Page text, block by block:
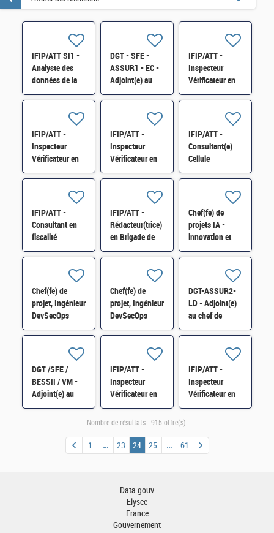
IFIP/ATT SI1 -
Analyste des
données de la
dette technique
DGT - SFE -
ASSUR1 - EC -
Adjoint(e) au
chef bureau H/F
IFIP/ATT -
Inspecteur
Vérificateur en
Brigade
Angoulême H/F
- Vacance 1
IFIP/ATT -
Inspecteur
Vérificateur en
Brigade
Poitiers H/F -
Vacance 1
IFIP/ATT -
Inspecteur
Vérificateur en
Brigade
Bayonne H/F
IFIP/ATT -
Consultant(e)
Cellule
d'assistance
Bordeaux H/F
IFIP/ATT -
Consultant en
fiscalité
Internationale -
IFIP/ATT -
Rédacteur(trice)
en Brigade de
Programmation
Vacance 2 H/F
Chef(fe) de
projets IA -
innovation et
technologies
Chef(fe) de
projet, Ingénieur
DevSecOps
SEN-CCED-229
Chef(fe) de
projet, Ingénieur
DevSecOps
SEN-CCED-229
DGT-ASSUR2-
LD - Adjoint(e)
au chef de
Bureau -
intermédiaires
d'assurance H/F
DGT /SFE /
BESSII / VM -
Adjoint(e) au
responsable du
IFIP/ATT -
Inspecteur
Vérificateur en
Brigade
régionale -
Gaillarde -
Vacance 2 H/F
IFIP/ATT -
Inspecteur
Vérificateur en
Brigade
- Vacance 2
Nombre de résultats : 915 offre(s)
1 23 24 25 61
Data.gouv
Elysee
France
Gouvernement